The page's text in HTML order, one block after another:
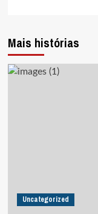
Mais histórias
Uncategorized